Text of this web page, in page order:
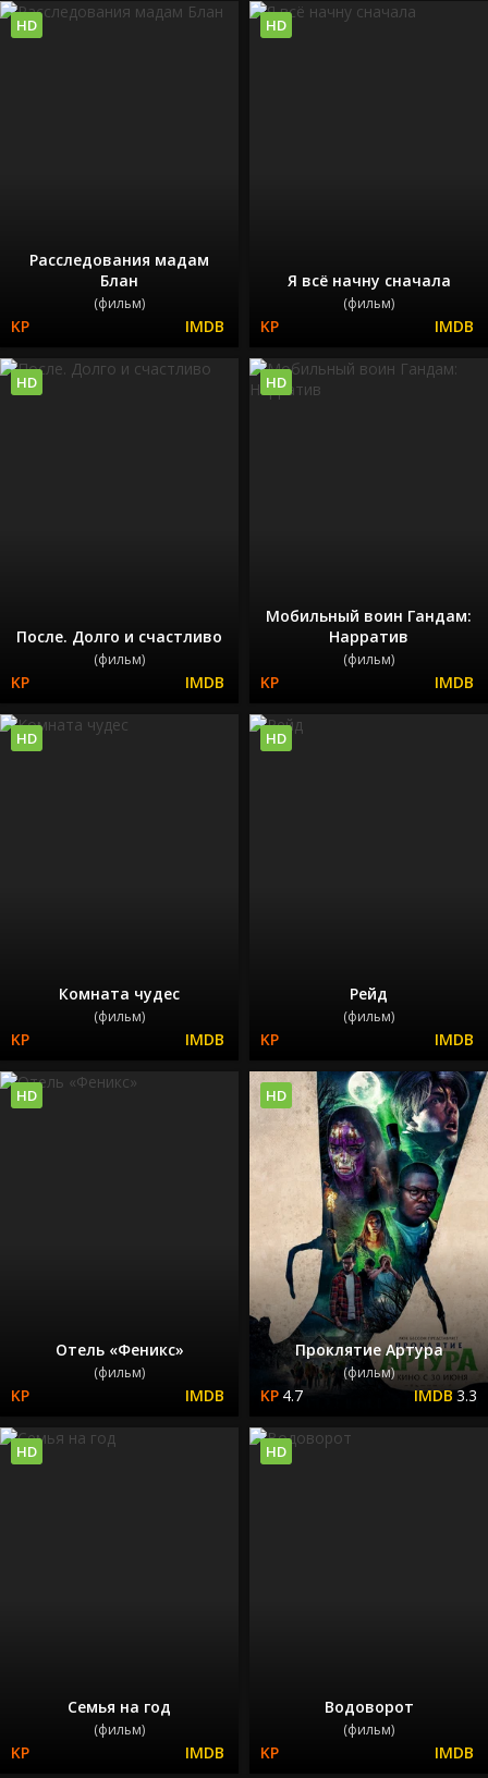
Расследования мадам
Блан
(фильм)
HD
Я всё начну сначала
(фильм)
HD
После. Долго и счастливо
(фильм)
HD
Мобильный воин Гандам:
Нарратив
(фильм)
HD
Комната чудес
(фильм)
HD
Рейд
(фильм)
HD
Отель «Феникс»
(фильм)
HD
Проклятие Артура
(фильм)
4.7 3.3
HD
Семья на год
(фильм)
HD
Водоворот
(фильм)
HD